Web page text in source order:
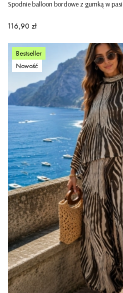
Spodnie balloon bordowe z gumką w
Cena
116,90 zł
Bestseller
Nowość